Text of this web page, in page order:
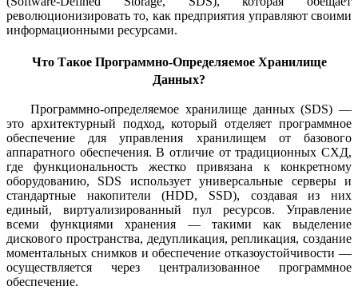
революционизировать то, как предприятия управляют своими
информационными ресурсами.
Что Такое Программно-Определяемое Хранилище
Данных?
Программно-определяемое хранилище данных (SDS) —
это архитектурный подход, который отделяет программное
обеспечение для управления хранилищем от базового
аппаратного обеспечения. В отличие от традиционных СХД,
где функциональность жестко привязана к конкретному
оборудованию, SDS использует универсальные серверы и
стандартные накопители (HDD, SSD), создавая из них
единый, виртуализированный пул ресурсов. Управление
всеми функциями хранения — такими как выделение
дискового пространства, дедупликация, репликация, создание
моментальных снимков и обеспечение отказоустойчивости —
осуществляется через централизованное программное
обеспечение.